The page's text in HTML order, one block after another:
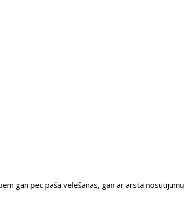
gan pēc paša vēlēšanās, gan ar ārsta